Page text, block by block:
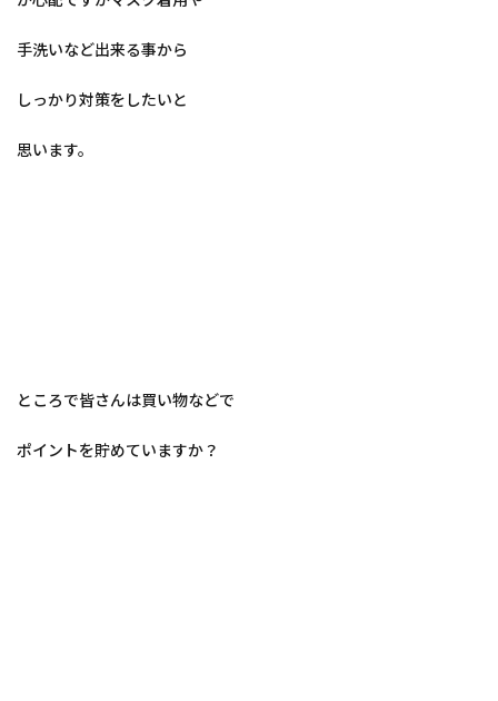
手洗いなど出来る事から
しっかり対策をしたいと
思います。
ところで皆さんは買い物などで
ポイントを貯めていますか？